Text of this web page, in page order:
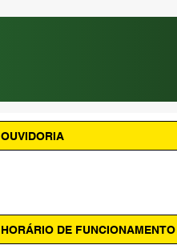
OUVIDORIA
HORÁRIO DE FUNCIONAMENTO